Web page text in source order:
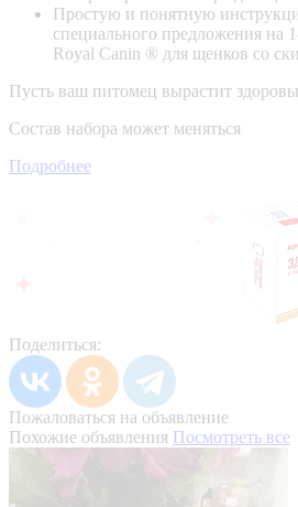
Простую и понятную
специального предложения на
Royal Canin ® для щенков со
Пусть ваш питомец вырастит
Состав набора может меняться
Подробнее
Поделиться:
Пожаловаться на объявление
Похожие объявления Посмотреть все